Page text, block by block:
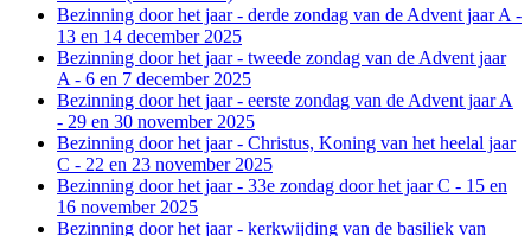
Bezinning door het jaar - derde zondag van de Advent jaar A -
13 en 14 december 2025
Bezinning door het jaar - tweede zondag van de Advent jaar
A - 6 en 7 december 2025
Bezinning door het jaar - eerste zondag van de Advent jaar A
- 29 en 30 november 2025
Bezinning door het jaar - Christus, Koning van het heelal jaar
C - 22 en 23 november 2025
Bezinning door het jaar - 33e zondag door het jaar C - 15 en
16 november 2025
Bezinning door het jaar - kerkwijding van de basiliek van